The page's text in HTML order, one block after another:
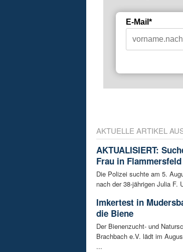
E-Mail*
AKTUELLE ARTIKEL
AKTUALISIERT:
Frau in
Die Polizei suchte am 5.
nach der 38-jährigen Julia F.
Imkertest in
die Biene
Der Bienenzucht- und
Brachbach e.V. lädt im
...